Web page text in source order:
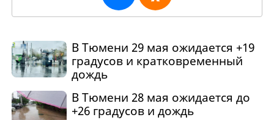
В Тюмени 29 мая ожидается +19
градусов и кратковременный
дождь
В Тюмени 28 мая ожидается до
+26 градусов и дождь